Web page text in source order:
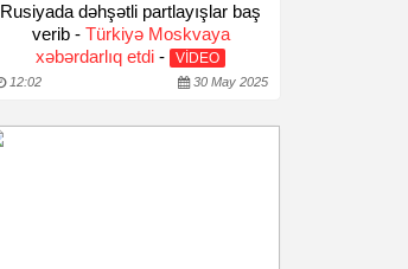
Rusiyada dəhşətli partlayışlar baş
verib - Türkiyə Moskvaya
xəbərdarlıq etdi - VİDEO
12:02 30 May 2025